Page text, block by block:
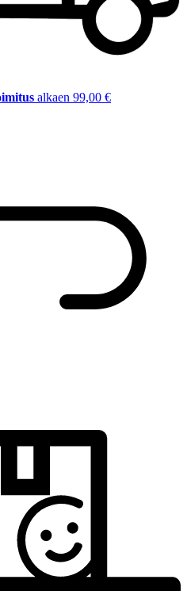
alkaen 99,00 €